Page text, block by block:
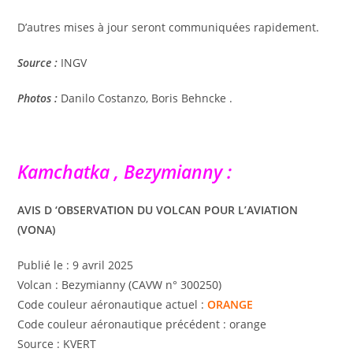
D’autres mises à jour seront communiquées rapidement.
Source : INGV
Photos : Danilo Costanzo, Boris Behncke .
Kamchatka , Bezymianny :
AVIS D ‘OBSERVATION DU VOLCAN POUR L’AVIATION
(VONA)
Publié le : 9 avril 2025
Volcan : Bezymianny (CAVW n° 300250)
Code couleur aéronautique actuel :ORANGE
Code couleur aéronautique précédent : orange
Source : KVERT